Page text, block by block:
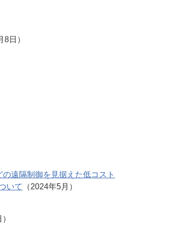
8日）
遠隔制御を見据えた低コスト
いて
（2024年5月）